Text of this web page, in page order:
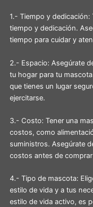
1.- Tiempo y dedicación:
tiempo y dedicación.
tiempo para cuidar y
2.- Espacio: Asegúrate
tu hogar para tu
que tienes un lugar
ejercitarse.
3.- Costo: Tener una
costos, como
suministros. Asegúrate
costos antes de
4.- Tipo de mascota:
estilo de vida y a tus
estilo de vida activo, es